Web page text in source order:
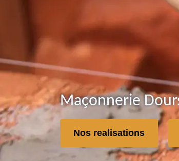
Maçonnerie
Nos realisations